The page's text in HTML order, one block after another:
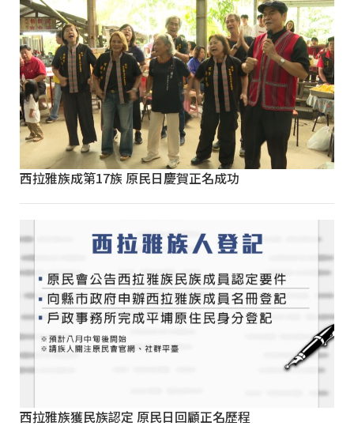
西拉雅族成第17族 原民日慶賀正名成功
西拉雅族獲民族認定 原民日回顧正名歷程